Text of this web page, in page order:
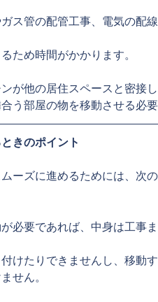
ス管の配管工事、電気の配
ため時間がかかります。
が他の居住スペースと密接
う部屋の物を移動させる必要
きのポイント
ーズに進めるためには、次の
必要であれば、中身は工事ま
けたりできませんし、移動
せん。